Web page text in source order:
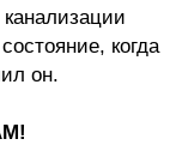
когда
он.